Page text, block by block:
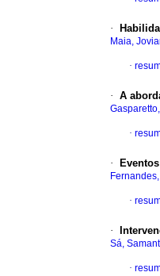
·
Maia,
·
· A
·
·
·
·
Sá,
·